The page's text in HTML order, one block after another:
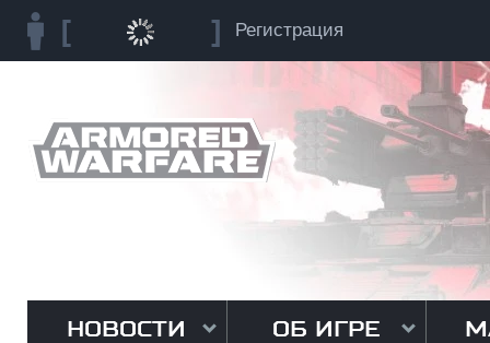
Регистрация
НОВОСТИ ОБ ИГРЕ